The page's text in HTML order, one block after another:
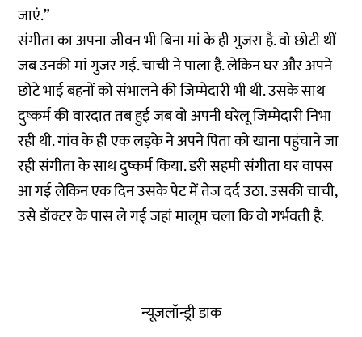
जाएं.”
संगीता का अपना जीवन भी बिना मां के ही गुजरा है. वो छोटी थीं
जब उनकी मां गुजर गई. चाची ने पाला है. लेकिन घर और अपने
छोटे भाई बहनों को संभालने की जिम्मेदारी भी थी. उसके साथ
दुष्कर्म की वारदात तब हुई जब वो अपनी घरेलू जिम्मेदारी निभा
रही थी. गांव के ही एक लड़के ने अपने पिता को खाना पहुंचाने जा
रही संगीता के साथ दुष्कर्म किया. डरी सहमी संगीता घर वापस
आ गई लेकिन एक दिन उसके पेट में तेज दर्द उठा. उसकी चाची,
उसे डॉक्टर के पास ले गई जहां मालूम चला कि वो गर्भवती है.
न्यूज़लॉन्ड्री डाक